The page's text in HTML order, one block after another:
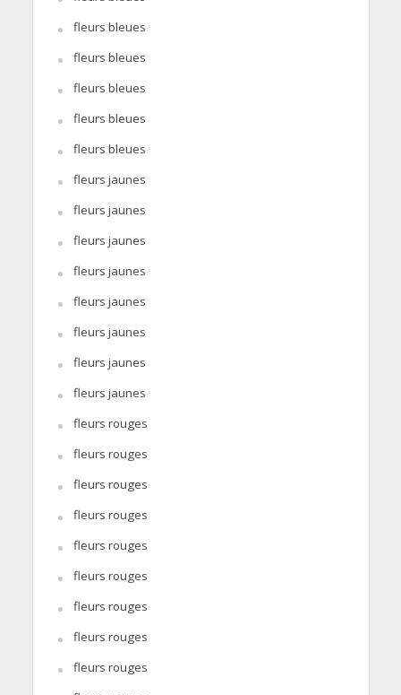
fleurs bleues
fleurs bleues
fleurs bleues
fleurs bleues
fleurs bleues
fleurs jaunes
fleurs jaunes
fleurs jaunes
fleurs jaunes
fleurs jaunes
fleurs jaunes
fleurs jaunes
fleurs jaunes
fleurs rouges
fleurs rouges
fleurs rouges
fleurs rouges
fleurs rouges
fleurs rouges
fleurs rouges
fleurs rouges
fleurs rouges